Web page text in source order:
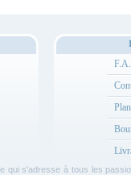
qui s'adresse à tous les